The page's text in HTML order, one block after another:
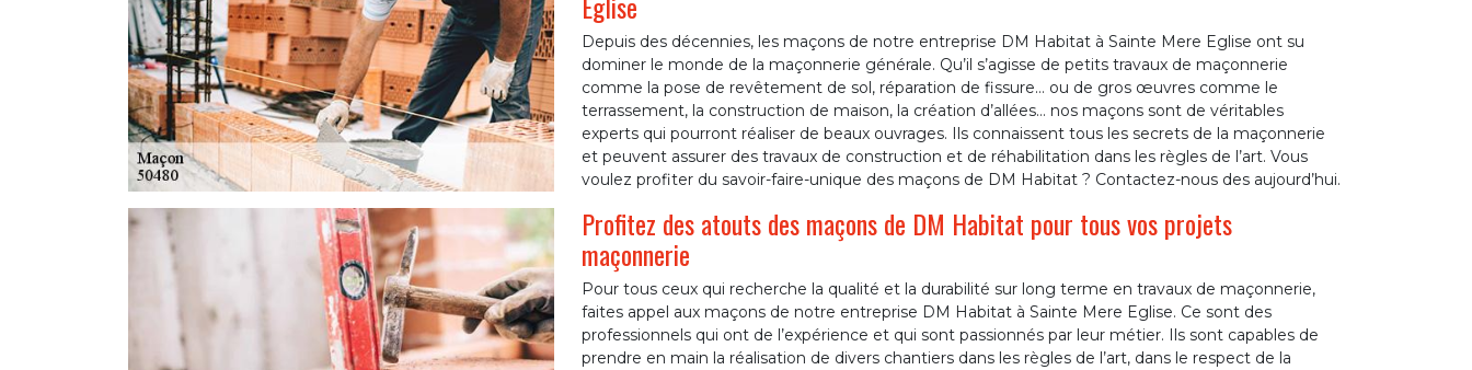
Depuis des décennies, les maçons de notre entreprise DM Habitat à Sainte Mere Eglise ont su
dominer le monde de la maçonnerie générale. Qu’il s’agisse de petits travaux de maçonnerie
comme la pose de revêtement de sol, réparation de fissure… ou de gros œuvres comme le
terrassement, la construction de maison, la création d’allées… nos maçons sont de véritables
experts qui pourront réaliser de beaux ouvrages. Ils connaissent tous les secrets de la maçonnerie
et peuvent assurer des travaux de construction et de réhabilitation dans les règles de l’art. Vous
voulez profiter du savoir-faire-unique des maçons de DM Habitat ? Contactez-nous des aujourd’hui.
Profitez des atouts des maçons de DM Habitat pour tous vos projets
maçonnerie
Pour tous ceux qui recherche la qualité et la durabilité sur long terme en travaux de maçonnerie,
faites appel aux maçons de notre entreprise DM Habitat à Sainte Mere Eglise. Ce sont des
professionnels qui ont de l’expérience et qui sont passionnés par leur métier. Ils sont capables de
prendre en main la réalisation de divers chantiers dans les règles de l’art, dans le respect de la